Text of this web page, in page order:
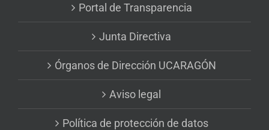
Portal de Transparencia
Junta Directiva
Órganos de Dirección UCARAGÓN
Aviso legal
Política de protección de datos